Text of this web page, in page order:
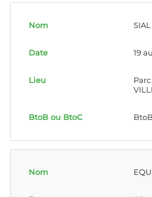
SIAL
19
BtoB